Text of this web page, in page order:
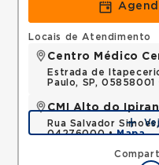
Locais de Atendimento
Centro Médico
Estrada de
Paulo, SP, 05858001
CMI Alto do
Rua Salvador
04276000 •Mapa